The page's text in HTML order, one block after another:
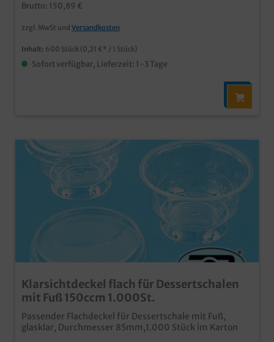
Brutto: 150,89 €
zzgl. MwSt und Versandkosten
Inhalt: 600 Stück (0,21 €* / 1 Stück)
Sofort verfügbar, Lieferzeit: 1-3 Tage
Klarsichtdeckel flach für Dessertschalen
mit Fuß 150ccm 1.000St.
Passender Flachdeckel für Dessertschale mit Fuß,
glasklar, Durchmesser 85mm,1.000 Stück im Karton